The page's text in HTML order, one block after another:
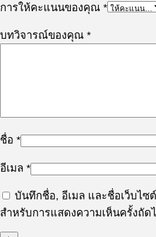
การให้คะแนนของคุณ *
บทวิจารณ์ของคุณ *
ชื่อ *
อีเมล *
บันทึกชื่อ, อีเมล และชื่อเว็บไซ
สำหรับการแสดงความเห็นครั้งถัด